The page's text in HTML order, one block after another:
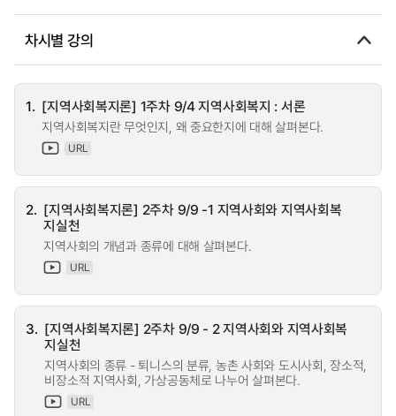
차시별 강의
1. [지역사회복지론] 1주차 9/4 지역사회복지 : 서론
지역사회복지란 무엇인지, 왜 중요한지에 대해 살펴본다.
URL
2. [지역사회복지론] 2주차 9/9 -1 지역사회와 지역사회복
지실천
지역사회의 개념과 종류에 대해 살펴본다.
URL
3. [지역사회복지론] 2주차 9/9 - 2 지역사회와 지역사회복
지실천
지역사회의 종류 - 퇴니스의 분류, 농촌 사회와 도시사회, 장소적,
비장소적 지역사회, 가상공동체로 나누어 살펴본다.
URL